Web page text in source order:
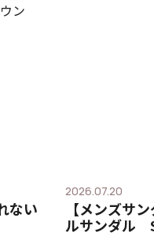
ン
ない
2026.07.20
【メンズサ
ルサンダル